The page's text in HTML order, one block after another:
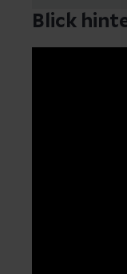
Blick